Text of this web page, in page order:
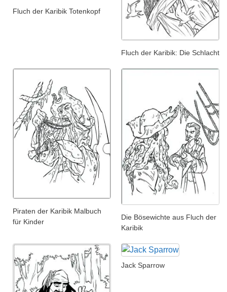
Fluch der Karibik Totenkopf
Fluch der Karibik: Die Schlacht
Piraten der Karibik Malbuch
für Kinder
Die Bösewichte aus Fluch der
Karibik
Jack Sparrow